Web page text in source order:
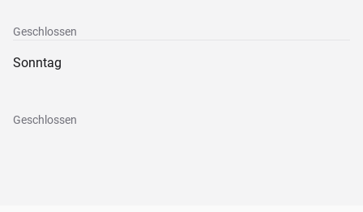
Geschlossen
Sonntag
Geschlossen